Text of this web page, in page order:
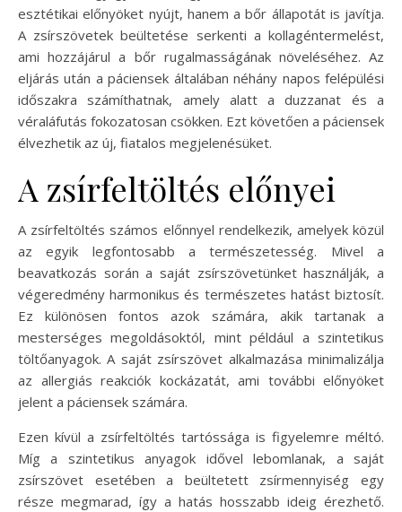
esztétikai előnyöket nyújt, hanem a bőr állapotát is javítja.
A zsírszövetek beültetése serkenti a kollagéntermelést,
ami hozzájárul a bőr rugalmasságának növeléséhez. Az
eljárás után a páciensek általában néhány napos felépülési
időszakra számíthatnak, amely alatt a duzzanat és a
véraláfutás fokozatosan csökken. Ezt követően a páciensek
élvezhetik az új, fiatalos megjelenésüket.
A zsírfeltöltés előnyei
A zsírfeltöltés számos előnnyel rendelkezik, amelyek közül
az egyik legfontosabb a természetesség. Mivel a
beavatkozás során a saját zsírszövetünket használják, a
végeredmény harmonikus és természetes hatást biztosít.
Ez különösen fontos azok számára, akik tartanak a
mesterséges megoldásoktól, mint például a szintetikus
töltőanyagok. A saját zsírszövet alkalmazása minimalizálja
az allergiás reakciók kockázatát, ami további előnyöket
jelent a páciensek számára.
Ezen kívül a zsírfeltöltés tartóssága is figyelemre méltó.
Míg a szintetikus anyagok idővel lebomlanak, a saját
zsírszövet esetében a beültetett zsírmennyiség egy
része megmarad, így a hatás hosszabb ideig érezhető.